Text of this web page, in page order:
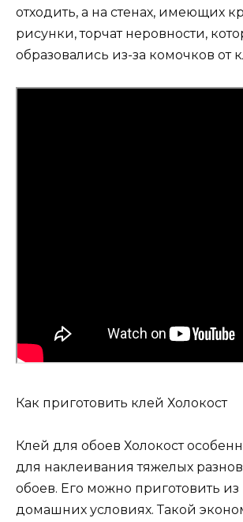
отходить, а на стенах, имеющих
рисунки, торчат неровности,
образовались из-за комочков от
Как приготовить клей Холокост
Клей для обоев Холокост
для наклеивания тяжелых
обоев. Его можно приготовить
домашних условиях. Такой